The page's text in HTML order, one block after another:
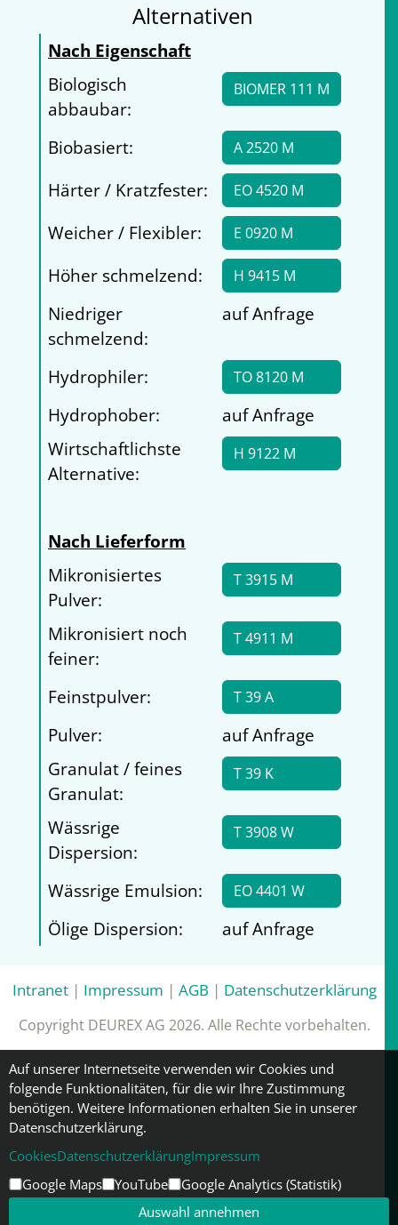
Alternativen
Nach Eigenschaft
Biologisch
abbaubar:
BIOMER 111 M
Biobasiert: A 2520 M
Härter / Kratzfester: EO 4520 M
Weicher / Flexibler: E 0920 M
Höher schmelzend: H 9415 M
Niedriger
schmelzend:
auf Anfrage
Hydrophiler: TO 8120 M
Hydrophober:
auf Anfrage
Wirtschaftlichste
Alternative:
H 9122 M
Nach Lieferform
Mikronisiertes
Pulver:
T 3915 M
Mikronisiert noch
feiner:
T 4911 M
Feinstpulver: T 39 A
Pulver:
auf Anfrage
Granulat / feines
Granulat:
T 39 K
Wässrige
Dispersion:
T 3908 W
Wässrige Emulsion: EO 4401 W
Ölige Dispersion: auf Anfrage
Intranet | Impressum | AGB | Datenschutzerklärung
Copyright DEUREX AG 2026. Alle Rechte vorbehalten.
Auf unserer Internetseite verwenden wir Cookies und
folgende Funktionalitäten, für die wir Ihre Zustimmung
benötigen. Weitere Informationen erhalten Sie in unserer
Datenschutzerklärung.
CookiesDatenschutzerklärungImpressum
Google Maps
YouTube
Google Analytics (Statistik)
Auswahl annehmen